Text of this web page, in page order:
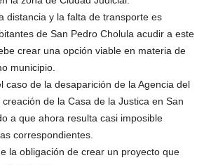
distancia y la falta de transporte es
de San Pedro Cholula acudir a este
crear una opción viable en materia de
municipio.
caso de la desaparición de la Agencia del
de la Casa de la Justica en San
a que ahora resulta casi imposible
correspondientes.
la obligación de crear un proyecto que